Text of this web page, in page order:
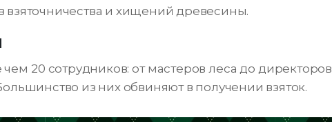
взяточничества и хищений древесины.
20 сотрудников: от мастеров леса до директоров
из них обвиняют в получении взяток.